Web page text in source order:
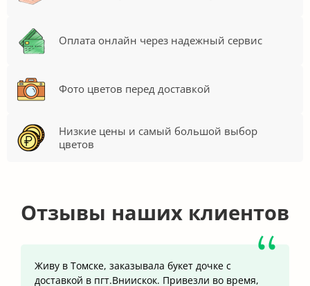
Оплата онлайн через надежный сервис
Фото цветов перед доставкой
Низкие цены и самый большой выбор
цветов
Отзывы наших клиентов
Живу в Томске, заказывала букет дочке с
доставкой в пгт.Вниискок. Привезли во время,